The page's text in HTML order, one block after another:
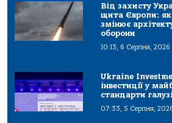
Від захисту
щита Європи:
змінює
оборони
10:13, 6 Серпня, 2026
Ukraine
інвестиції у
стандарти галузі
07:33, 5 Серпня,